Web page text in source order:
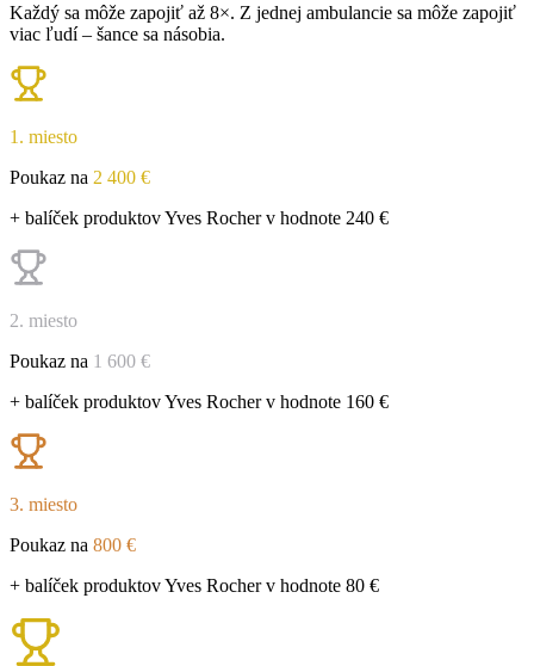
Každý sa môže zapojiť až 8×. Z jednej ambulancie sa môže zapojiť
viac ľudí – šance sa násobia.
1. miesto
Poukaz na 2 400 €
+ balíček produktov Yves Rocher v hodnote 240 €
2. miesto
Poukaz na 1 600 €
+ balíček produktov Yves Rocher v hodnote 160 €
3. miesto
Poukaz na 800 €
+ balíček produktov Yves Rocher v hodnote 80 €